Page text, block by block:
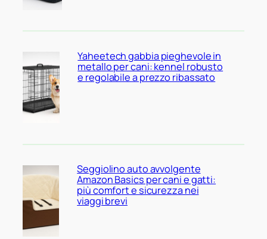
Yaheetech gabbia pieghevole in
metallo per cani: kennel robusto
e regolabile a prezzo ribassato
Seggiolino auto avvolgente
Amazon Basics per cani e gatti:
più comfort e sicurezza nei
viaggi brevi